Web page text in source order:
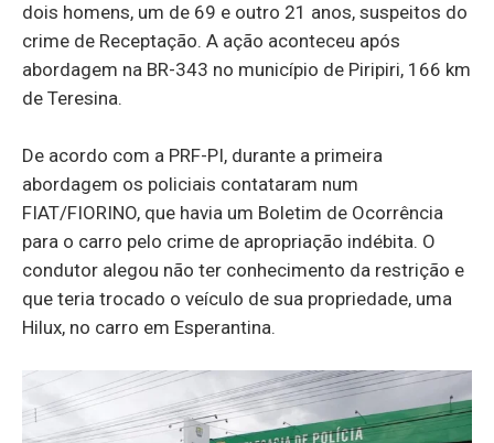
dois homens, um de 69 e outro 21 anos, suspeitos do
crime de Receptação. A ação aconteceu após
abordagem na BR-343 no município de Piripiri, 166 km
de Teresina.
De acordo com a PRF-PI, durante a primeira
abordagem os policiais contataram num
FIAT/FIORINO, que havia um Boletim de Ocorrência
para o carro pelo crime de apropriação indébita. O
condutor alegou não ter conhecimento da restrição e
que teria trocado o veículo de sua propriedade, uma
Hilux, no carro em Esperantina.